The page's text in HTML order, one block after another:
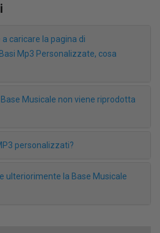
a caricare la pagina di
Mp3 Personalizzate, cosa
Musicale non viene riprodotta
personalizzati?
ulteriorimente la Base Musicale